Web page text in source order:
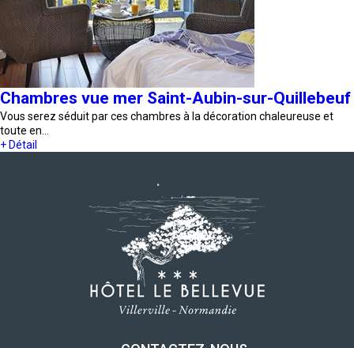
Chambres vue mer Saint-Aubin-sur-Quillebeuf
Vous serez séduit par ces chambres à la décoration chaleureuse et
toute en…
+ Détail